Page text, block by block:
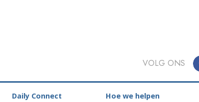
VOLG ONS
Daily Connect Hoe we helpen